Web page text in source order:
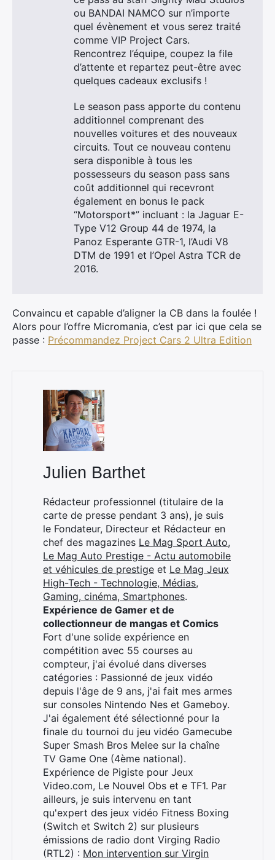
ou BANDAI NAMCO sur n’importe
quel évènement et vous serez traité
comme VIP Project Cars.
Rencontrez l’équipe, coupez la file
d’attente et repartez peut-être avec
quelques cadeaux exclusifs !
Le season pass apporte du contenu
additionnel comprenant des
nouvelles voitures et des nouveaux
circuits. Tout ce nouveau contenu
sera disponible à tous les
possesseurs du season pass sans
coût additionnel qui recevront
également en bonus le pack
“Motorsport*” incluant : la Jaguar E-
Type V12 Group 44 de 1974, la
Panoz Esperante GTR-1, l’Audi V8
DTM de 1991 et l’Opel Astra TCR de
2016.
Convaincu et capable d’aligner la CB dans la foulée !
Alors pour l’offre Micromania, c’est par ici que cela se
passe : Précommandez Project Cars 2 Ultra Edition
Julien Barthet
Rédacteur professionnel (titulaire de la
carte de presse pendant 3 ans), je suis
le Fondateur, Directeur et Rédacteur en
chef des magazines Le Mag Sport Auto,
Le Mag Auto Prestige - Actu automobile
et véhicules de prestige et Le Mag Jeux
High-Tech - Technologie, Médias,
Gaming, cinéma, Smartphones.
Expérience de Gamer et de
collectionneur de mangas et Comics
Fort d'une solide expérience en
compétition avec 55 courses au
compteur, j'ai évolué dans diverses
catégories : Passionné de jeux vidéo
depuis l'âge de 9 ans, j'ai fait mes armes
sur consoles Nintendo Nes et Gameboy.
J'ai également été sélectionné pour la
finale du tournoi du jeu vidéo Gamecube
Super Smash Bros Melee sur la chaîne
TV Game One (4ème national).
Expérience de Pigiste pour Jeux
Video.com, Le Nouvel Obs et e TF1. Par
ailleurs, je suis intervenu en tant
qu'expert des jeux vidéo Fitness Boxing
(Switch et Switch 2) sur plusieurs
émissions de radio dont Virging Radio
(RTL2) : Mon intervention sur Virgin
Rechercher